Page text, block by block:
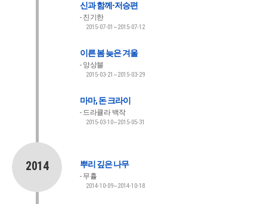
신과 함께-저승편
진기한
2015-07-01~2015-07-12
이른 봄 늦은 겨울
앙상블
2015-03-21~2015-03-29
마마, 돈 크라이
드라큘라 백작
2015-03-10~2015-05-31
2014 뿌리 깊은 나무
무휼
2014-10-09~2014-10-18